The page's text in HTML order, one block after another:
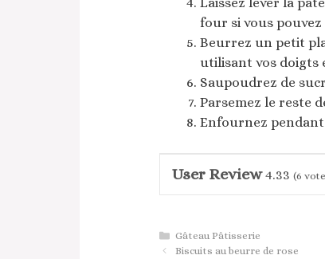
four si vous
Beurrez un petit
utilisant vos doigts
Saupoudrez de
Parsemez le reste
Enfournez pendant
User Review 4.33 (6
Catégories
Gâteau Pâtisserie
Biscuits au beurre de rose